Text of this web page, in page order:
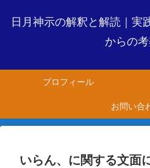
日月神示の解釈と解読｜実
からの
プロフィール
お問い合
いらん、に関する文